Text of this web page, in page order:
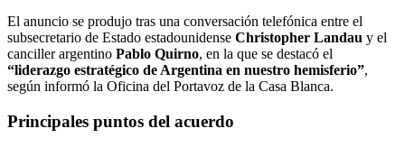
El anuncio se produjo tras una conversación telefónica entre el
subsecretario de Estado estadounidense Christopher Landau y el
canciller argentino Pablo Quirno, en la que se destacó el
“liderazgo estratégico de Argentina en nuestro hemisferio”,
según informó la Oficina del Portavoz de la Casa Blanca.
Principales puntos del acuerdo